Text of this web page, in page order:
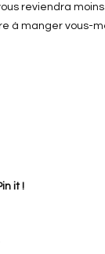
reviendra
à manger vous-
it !